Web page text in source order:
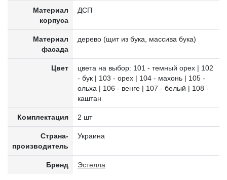
Материал
корпуса
ДСП
Материал
фасада
дерево (щит из бука, массива бука)
Цвет
цвета на выбор: 101 - темный орех | 102
- бук | 103 - орех | 104 - махонь | 105 -
ольха | 106 - венге | 107 - белый | 108 -
каштан
Комплектация 2 шт
Страна-
производитель
Украина
Бренд Эстелла